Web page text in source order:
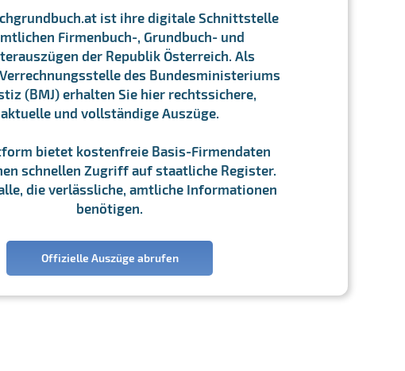
ist ihre digitale Schnittstelle
Firmenbuch-, Grundbuch- und
der Republik Österreich. Als
des Bundesministeriums
(BMJ) erhalten Sie hier rechtssichere,
aktuelle und vollständige Auszüge.
bietet kostenfreie Basis-Firmendaten
schnellen Zugriff auf staatliche Register.
die verlässliche, amtliche Informationen
benötigen.
Offizielle Auszüge abrufen